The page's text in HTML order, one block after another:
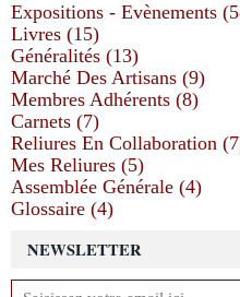
NEWSLETTER
Expositions - Evènements
Livres (15)
Généralités (13)
Marché Des Artisans (9)
Membres Adhérents (8)
Carnets (7)
Reliures En Collaboration
Mes Reliures (5)
Assemblée Générale (4)
Glossaire (4)